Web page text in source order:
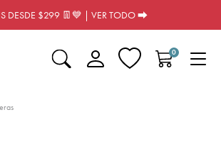
DESDE $299 👖💙 | VER TODO ⮕
0